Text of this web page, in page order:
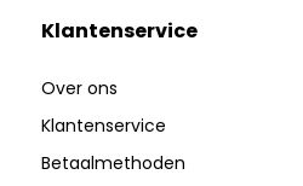
Klantenservice
Over ons
Klantenservice
Betaalmethoden